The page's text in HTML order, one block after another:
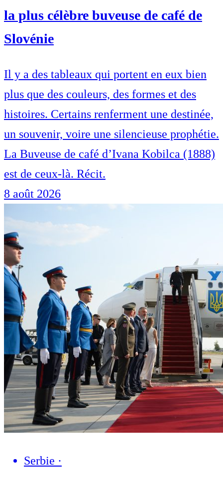
la plus célèbre buveuse de café de
Slovénie
Il y a des tableaux qui portent en eux bien
plus que des couleurs, des formes et des
histoires. Certains renferment une destinée,
un souvenir, voire une silencieuse prophétie.
La Buveuse de café d’Ivana Kobilca (1888)
est de ceux-là. Récit.
8 août 2026
Serbie ·